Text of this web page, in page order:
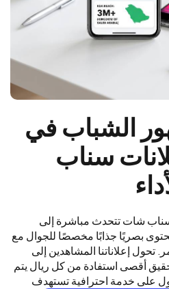
الشباب في
سناب
سناب شات تتحدث مباشرة إلى
بصريًا جذابًا مخصصًا للجوال مع
إعلاناتنا المشاهدين إلى
أقصى استفادة من كل ريال يتم
على خدمة احترافية تستهدف